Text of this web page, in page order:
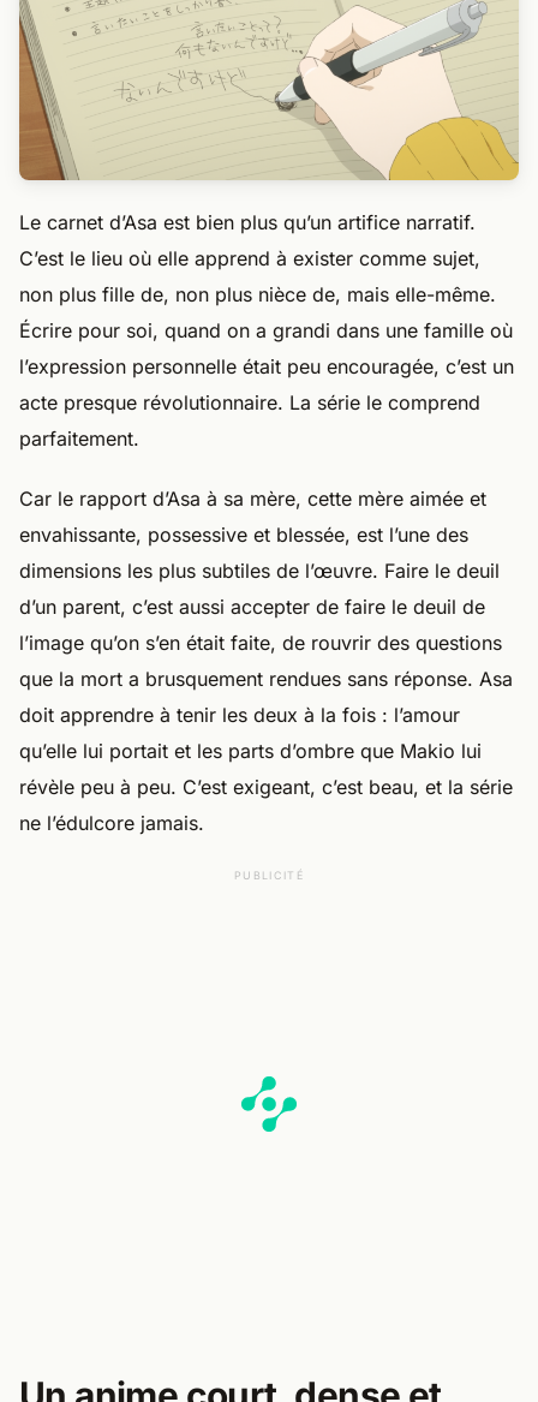
Le carnet d’Asa est bien plus qu’un artifice narratif.
C’est le lieu où elle apprend à exister comme sujet,
non plus fille de, non plus nièce de, mais elle-même.
Écrire pour soi, quand on a grandi dans une famille où
l’expression personnelle était peu encouragée, c’est un
acte presque révolutionnaire. La série le comprend
parfaitement.
Car le rapport d’Asa à sa mère, cette mère aimée et
envahissante, possessive et blessée, est l’une des
dimensions les plus subtiles de l’œuvre. Faire le deuil
d’un parent, c’est aussi accepter de faire le deuil de
l’image qu’on s’en était faite, de rouvrir des questions
que la mort a brusquement rendues sans réponse. Asa
doit apprendre à tenir les deux à la fois : l’amour
qu’elle lui portait et les parts d’ombre que Makio lui
révèle peu à peu. C’est exigeant, c’est beau, et la série
ne l’édulcore jamais.
PUBLICITÉ